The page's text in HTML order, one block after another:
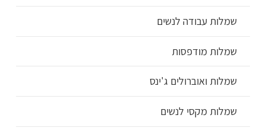
שמלות עבודה לנשים
שמלות מודפסות
שמלות ואוברולים ג'ינס
שמלות מקסי לנשים